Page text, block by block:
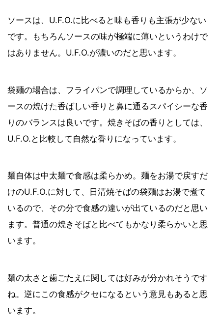
ソースは、U.F.O.に比べると味も香りも主張が少ない
です。もちろんソースの味が極端に薄いというわけで
はありません。U.F.O.が濃いのだと思います。
袋麺の場合は、フライパンで調理しているからか、ソ
ースの焼けた香ばしい香りと鼻に通るスパイシーな香
りのバランスは良いです。焼きそばの香りとしては、
U.F.O.と比較して自然な香りになっています。
麺自体は中太麺で食感は柔らかめ。麺をお湯で戻すだ
けのU.F.O.に対して、日清焼そばの袋麺はお湯で煮て
いるので、その分で食感の違いが出ているのだと思い
ます。普通の焼きそばと比べてもかなり柔らかいと思
います。
麺の太さと歯ごたえに関しては好みが分かれそうです
ね。逆にこの食感がクセになるという意見もあると思
います。